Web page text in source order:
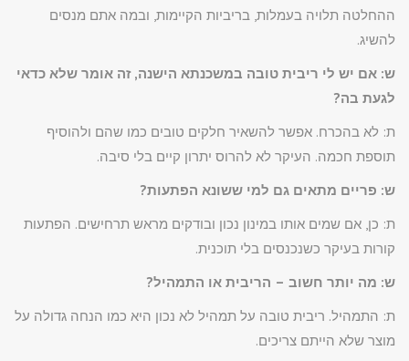
ההחלטה תלויה בעמלות, בריביות הקיימות, ובמה אתם מנסים
להשיג.
ש: אם יש לי ריבית טובה במשכנתא הישנה, זה אומר שלא כדאי
לגעת בה?
ת: לא בהכרח. אפשר להשאיר חלקים טובים כמו שהם ולהוסיף
תוספת חכמה. העיקר לא להרוס יתרון קיים בלי סיבה.
ש: פריים מתאים גם למי ששונא הפתעות?
ת: כן, אם שמים אותו במינון נכון ובודקים מראש תרחישים. הפתעות
קורות בעיקר כשנכנסים בלי תוכנית.
ש: מה יותר חשוב – הריבית או התמהיל?
ת: התמהיל. ריבית טובה על תמהיל לא נכון היא כמו הנחה גדולה על
מוצר שלא הייתם צריכים.